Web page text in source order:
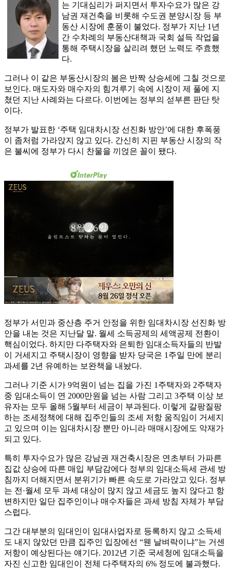
는 기대심리가 퍼지면서 투자수요가 많은 강
남권 재건축을 비롯해 수도권 분양시장 등 부
동산 시장에 훈풍이 불었다. 정부가 지난 1년
간 수차례의 부동산대책과 국회 설득 작업을
통해 주택시장을 살리려 했던 노력도 주효했
다.
그러나 이 같은 부동산시장의 봄은 반짝 상승세에 그칠 것으로
보인다. 매도자와 매수자의 힘겨루기 속에 시장이 제 풀에 지
쳤던 지난 사례와는 다르다. 이번에는 정부의 섣부른 판단 탓
이다.
정부가 발표한 ‘주택 임대차시장 선진화 방안’에 대한 후폭풍
이 좀처럼 가라앉지 않고 있다. 간신히 지핀 부동산 시장의 작
은 불씨에 정부가 다시 찬물을 끼얹은 꼴이 됐다.
정부가 서민과 중산층 주거 안정을 위한 임대차시장 선진화 방
안을 내논 것은 지난달 말. 월세 소득공제의 세액공제 전환이
핵심이었다. 하지만 다주택자와 은퇴한 임대소득자들의 반발
이 거세지고 주택시장이 영향을 받자 당국은 1주일 만에 분리
과세를 2년 유예하는 보완책을 내놨다.
그러나 기준 시가 9억원이 넘는 집을 가진 1주택자와 2주택자
중 임대소득이 연 2000만원을 넘는 사람 그리고 3주택 이상 보
유자는 모두 올해 5월부터 세금이 부과된다. 이렇게 갈팡질팡
하는 조세정책에 대해 집주인들의 조세 저항 움직임이 거세지
고 있으며 이는 임대차시장 뿐만 아니라 매매시장에도 악재가
되고 있다.
특히 투자수요가 많은 강남권 재건축시장은 연초부터 가파른
집값 상승에 따른 매입 부담감에다 정부의 임대소득세 관세 방
침까지 더해지면서 분위기가 빠른 속도로 가라앉고 있다. 정부
는 전·월세 모두 과세 대상이 많지 않고 세금도 높지 않다고 항
변하지만 일단 집주인이나 매수자들은 과세 방침 자체가 부담
스럽다.
그간 대부분의 임대인이 임대사업자로 등록하지 않고 소득세
도 내지 않았던 만큼 집주인 입장에선 “웬 날벼락이냐”는 거센
저항이 예상된다는 얘기다. 2012년 기준 국세청에 임대소득을
자진 신고한 임대인이 전체 다주택자의 6% 정도에 불과했다.